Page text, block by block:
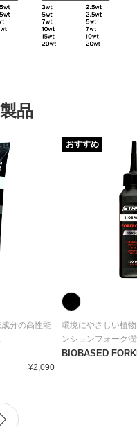
品
分の高性能
¥2,090
環境にやさしい植
ンションフォーク
BIOBASED
おすすめ